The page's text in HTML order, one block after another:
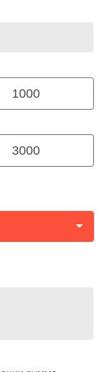
1000
3000